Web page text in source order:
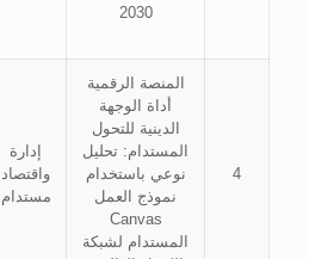
2030
4
المنصة الرقمية
أداة الوجهة
الدينية للتحول
المستدام: تحليل
نوعي باستخدام
نموذج العمل
Canvas
المستدام لشبكة
إدارة
واقتصاد
مستدام